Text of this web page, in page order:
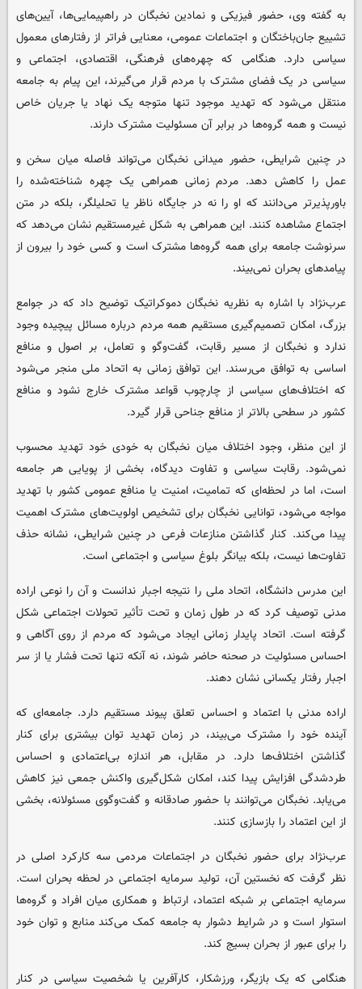
به گفته وی، حضور فیزیکی و نمادین نخبگان در راهپیمایی‌ها، آیین‌های
تشییع جان‌باختگان و اجتماعات عمومی، معنایی فراتر از رفتارهای معمول
سیاسی دارد. هنگامی که چهره‌های فرهنگی، اقتصادی، اجتماعی و
سیاسی در یک فضای مشترک با مردم قرار می‌گیرند، این پیام به جامعه
منتقل می‌شود که تهدید موجود تنها متوجه یک نهاد یا جریان خاص
نیست و همه گروه‌ها در برابر آن مسئولیت مشترک دارند.
در چنین شرایطی، حضور میدانی نخبگان می‌تواند فاصله میان سخن و
عمل را کاهش دهد. مردم زمانی همراهی یک چهره شناخته‌شده را
باورپذیرتر می‌دانند که او را نه در جایگاه ناظر یا تحلیلگر، بلکه در متن
اجتماع مشاهده کنند. این همراهی به شکل غیرمستقیم نشان می‌دهد که
سرنوشت جامعه برای همه گروه‌ها مشترک است و کسی خود را بیرون از
پیامدهای بحران نمی‌بیند.
عرب‌نژاد با اشاره به نظریه نخبگان دموکراتیک توضیح داد که در جوامع
بزرگ، امکان تصمیم‌گیری مستقیم همه مردم درباره مسائل پیچیده وجود
ندارد و نخبگان از مسیر رقابت، گفت‌وگو و تعامل، بر اصول و منافع
اساسی به توافق می‌رسند. این توافق زمانی به اتحاد ملی منجر می‌شود
که اختلاف‌های سیاسی از چارچوب قواعد مشترک خارج نشود و منافع
کشور در سطحی بالاتر از منافع جناحی قرار گیرد.
از این منظر، وجود اختلاف میان نخبگان به خودی خود تهدید محسوب
نمی‌شود. رقابت سیاسی و تفاوت دیدگاه، بخشی از پویایی هر جامعه
است، اما در لحظه‌ای که تمامیت، امنیت یا منافع عمومی کشور با تهدید
مواجه می‌شود، توانایی نخبگان برای تشخیص اولویت‌های مشترک اهمیت
پیدا می‌کند. کنار گذاشتن منازعات فرعی در چنین شرایطی، نشانه حذف
تفاوت‌ها نیست، بلکه بیانگر بلوغ سیاسی و اجتماعی است.
این مدرس دانشگاه، اتحاد ملی را نتیجه اجبار ندانست و آن را نوعی اراده
مدنی توصیف کرد که در طول زمان و تحت تأثیر تحولات اجتماعی شکل
گرفته است. اتحاد پایدار زمانی ایجاد می‌شود که مردم از روی آگاهی و
احساس مسئولیت در صحنه حاضر شوند، نه آنکه تنها تحت فشار یا از سر
اجبار رفتار یکسانی نشان دهند.
اراده مدنی با اعتماد و احساس تعلق پیوند مستقیم دارد. جامعه‌ای که
آینده خود را مشترک می‌بیند، در زمان تهدید توان بیشتری برای کنار
گذاشتن اختلاف‌ها دارد. در مقابل، هر اندازه بی‌اعتمادی و احساس
طردشدگی افزایش پیدا کند، امکان شکل‌گیری واکنش جمعی نیز کاهش
می‌یابد. نخبگان می‌توانند با حضور صادقانه و گفت‌وگوی مسئولانه، بخشی
از این اعتماد را بازسازی کنند.
عرب‌نژاد برای حضور نخبگان در اجتماعات مردمی سه کارکرد اصلی در
نظر گرفت که نخستین آن، تولید سرمایه اجتماعی در لحظه بحران است.
سرمایه اجتماعی بر شبکه اعتماد، ارتباط و همکاری میان افراد و گروه‌ها
استوار است و در شرایط دشوار به جامعه کمک می‌کند منابع و توان خود
را برای عبور از بحران بسیج کند.
هنگامی که یک بازیگر، ورزشکار، کارآفرین یا شخصیت سیاسی در کنار